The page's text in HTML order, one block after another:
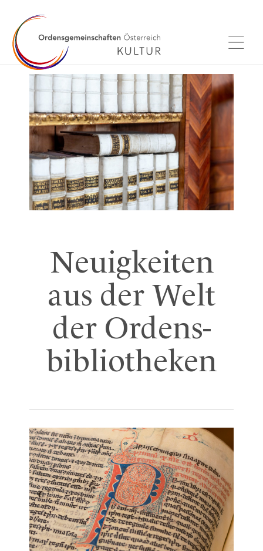
Neuigkeiten
aus der Welt
der Ordens-
bibliotheken